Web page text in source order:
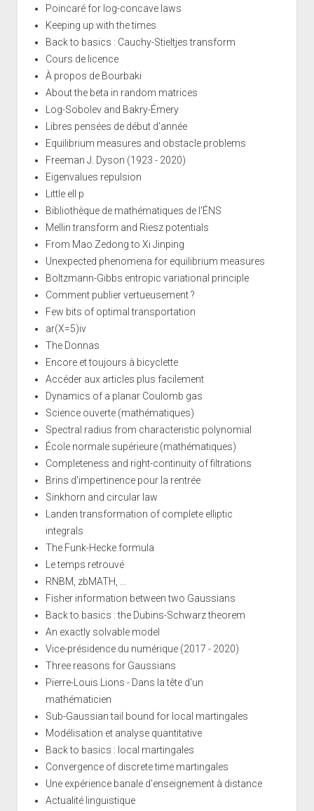
Poincaré for log-concave laws
Keeping up with the times
Back to basics : Cauchy-Stieltjes transform
Cours de licence
À propos de Bourbaki
About the beta in random matrices
Log-Sobolev and Bakry-Émery
Libres pensées de début d'année
Equilibrium measures and obstacle problems
Freeman J. Dyson (1923 - 2020)
Eigenvalues repulsion
Little ell p
Bibliothèque de mathématiques de l'ÉNS
Mellin transform and Riesz potentials
From Mao Zedong to Xi Jinping
Unexpected phenomena for equilibrium measures
Boltzmann-Gibbs entropic variational principle
Comment publier vertueusement ?
Few bits of optimal transportation
ar(X=5)iv
The Donnas
Encore et toujours à bicyclette
Accéder aux articles plus facilement
Dynamics of a planar Coulomb gas
Science ouverte (mathématiques)
Spectral radius from characteristic polynomial
École normale supérieure (mathématiques)
Completeness and right-continuity of filtrations
Brins d'impertinence pour la rentrée
Sinkhorn and circular law
Landen transformation of complete elliptic
integrals
The Funk-Hecke formula
Le temps retrouvé
RNBM, zbMATH, ...
Fisher information between two Gaussians
Back to basics : the Dubins-Schwarz theorem
An exactly solvable model
Vice-présidence du numérique (2017 - 2020)
Three reasons for Gaussians
Pierre-Louis Lions - Dans la tête d'un
mathématicien
Sub-Gaussian tail bound for local martingales
Modélisation et analyse quantitative
Back to basics : local martingales
Convergence of discrete time martingales
Une expérience banale d'enseignement à distance
Actualité linguistique